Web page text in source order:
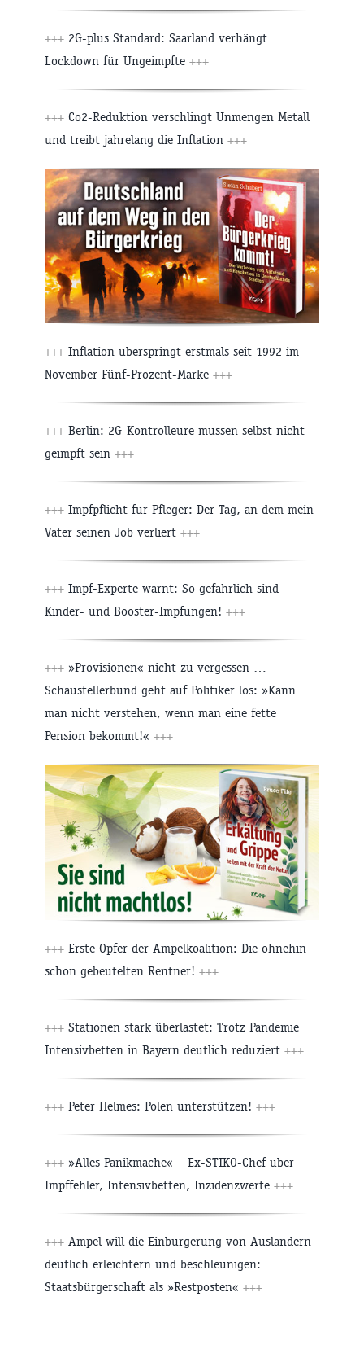
+++ 2G-plus Standard: Saarland verhängt
Lockdown für Ungeimpfte +++
+++ Co2-Reduktion verschlingt Unmengen Metall
und treibt jahrelang die Inflation +++
+++ Inflation überspringt erstmals seit 1992 im
November Fünf-Prozent-Marke +++
+++ Berlin: 2G-Kontrolleure müssen selbst nicht
geimpft sein +++
+++ Impfpflicht für Pfleger: Der Tag, an dem mein
Vater seinen Job verliert +++
+++ Impf-Experte warnt: So gefährlich sind
Kinder- und Booster-Impfungen! +++
+++ »Provisionen« nicht zu vergessen … –
Schaustellerbund geht auf Politiker los: »Kann
man nicht verstehen, wenn man eine fette
Pension bekommt!« +++
+++ Erste Opfer der Ampelkoalition: Die ohnehin
schon gebeutelten Rentner! +++
+++ Stationen stark überlastet: Trotz Pandemie
Intensivbetten in Bayern deutlich reduziert +++
+++ Peter Helmes: Polen unterstützen! +++
+++ »Alles Panikmache« – Ex-STIKO-Chef über
Impffehler, Intensivbetten, Inzidenzwerte +++
+++ Ampel will die Einbürgerung von Ausländern
deutlich erleichtern und beschleunigen:
Staatsbürgerschaft als »Restposten« +++